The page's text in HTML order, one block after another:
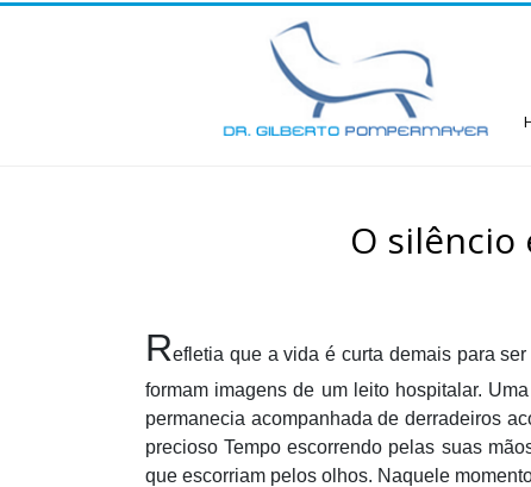
O silêncio
Refletia que a vida é curta demais para
formam imagens de um leito hospitalar.
permanecia acompanhada de derradeiros
precioso Tempo escorrendo pelas suas
que escorriam pelos olhos. Naquele